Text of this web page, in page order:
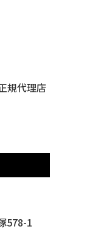
規代理店
578-1